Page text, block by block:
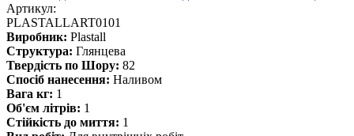
Артикул:
PLASTALLART0101
Виробник: Plastall
Структура: Глянцева
Твердість по Шору: 82
Спосіб нанесення: Наливом
Вага кг: 1
Об'єм літрів: 1
Стійкість до миття: 1